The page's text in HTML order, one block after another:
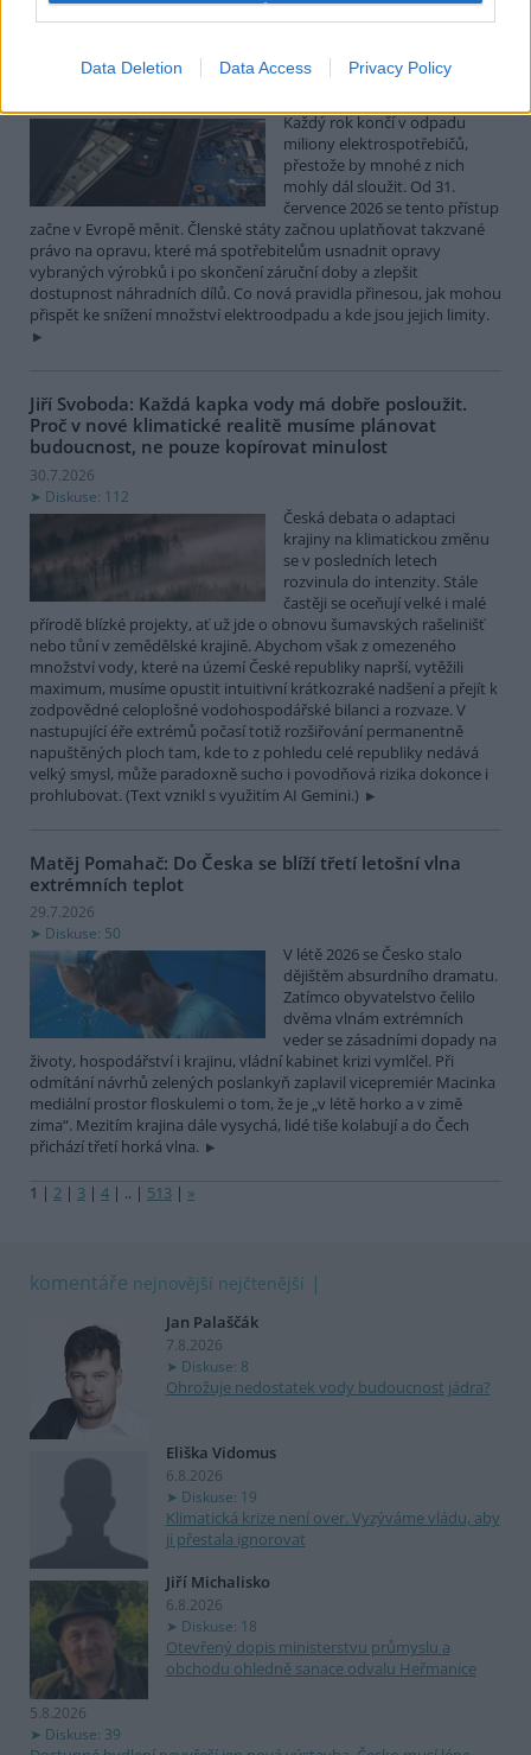
Data Deletion Data Access Privacy Policy
31.7.2026
Každý rok končí v odpadu
miliony elektrospotřebičů,
přestože by mnohé z nich
mohly dál sloužit. Od 31.
července 2026 se tento přístup
začne v Evropě měnit. Členské státy začnou uplatňovat takzvané
právo na opravu, které má spotřebitelům usnadnit opravy
vybraných výrobků i po skončení záruční doby a zlepšit
dostupnost náhradních dílů. Co nová pravidla přinesou, jak mohou
přispět ke snížení množství elektroodpadu a kde jsou jejich limity.
Jiří Svoboda: Každá kapka vody má dobře posloužit.
Proč v nové klimatické realitě musíme plánovat
budoucnost, ne pouze kopírovat minulost
30.7.2026
Diskuse: 112
Česká debata o adaptaci
krajiny na klimatickou změnu
se v posledních letech
rozvinula do intenzity. Stále
častěji se oceňují velké i malé
přírodě blízké projekty, ať už jde o obnovu šumavských rašelinišť
nebo tůní v zemědělské krajině. Abychom však z omezeného
množství vody, které na území České republiky naprší, vytěžili
maximum, musíme opustit intuitivní krátkozraké nadšení a přejít k
zodpovědné celoplošné vodohospodářské bilanci a rozvaze. V
nastupující éře extrémů počasí totiž rozšiřování permanentně
napuštěných ploch tam, kde to z pohledu celé republiky nedává
velký smysl, může paradoxně sucho i povodňová rizika dokonce i
prohlubovat. (Text vznikl s využitím AI Gemini.)
Matěj Pomahač: Do Česka se blíží třetí letošní vlna
extrémních teplot
29.7.2026
Diskuse: 50
V létě 2026 se Česko stalo
dějištěm absurdního dramatu.
Zatímco obyvatelstvo čelilo
dvěma vlnám extrémních
veder se zásadními dopady na
životy, hospodářství i krajinu, vládní kabinet krizi vymlčel. Při
odmítání návrhů zelených poslankyň zaplavil vicepremiér Macinka
mediální prostor floskulemi o tom, že je „v létě horko a v zimě
zima“. Mezitím krajina dále vysychá, lidé tiše kolabují a do Čech
přichází třetí horká vlna.
1 | 2 | 3 | 4 | .. | 513 | »
komentáře nejnovější nejčtenější
Jan Palaščák
7.8.2026
Diskuse: 8
Ohrožuje nedostatek vody budoucnost jádra?
Eliška Vidomus
6.8.2026
Diskuse: 19
Klimatická krize není over. Vyzýváme vládu, aby
ji přestala ignorovat
Jiří Michalisko
6.8.2026
Diskuse: 18
Otevřený dopis ministerstvu průmyslu a
obchodu ohledně sanace odvalu Heřmanice
5.8.2026
Diskuse: 39